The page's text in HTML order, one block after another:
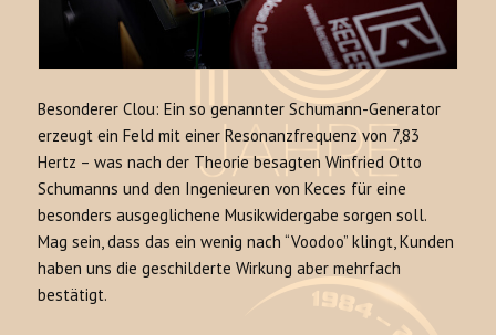
Besonderer Clou: Ein so genannter Schumann-Generator
erzeugt ein Feld mit einer Resonanzfrequenz von 7,83
Hertz – was nach der Theorie besagten Winfried Otto
Schumanns und den Ingenieuren von Keces für eine
besonders ausgeglichene Musikwidergabe sorgen soll.
Mag sein, dass das ein wenig nach “Voodoo” klingt, Kunden
haben uns die geschilderte Wirkung aber mehrfach
bestätigt.